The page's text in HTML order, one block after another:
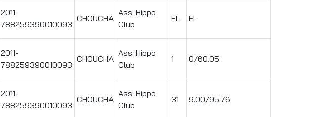
2011-
788259390010093
CHOUCHA
Ass. Hippo
Club
EL EL
2011-
788259390010093
CHOUCHA
Ass. Hippo
Club
1 0/60.05
2011-
788259390010093
CHOUCHA
Ass. Hippo
Club
31 9.00/95.76